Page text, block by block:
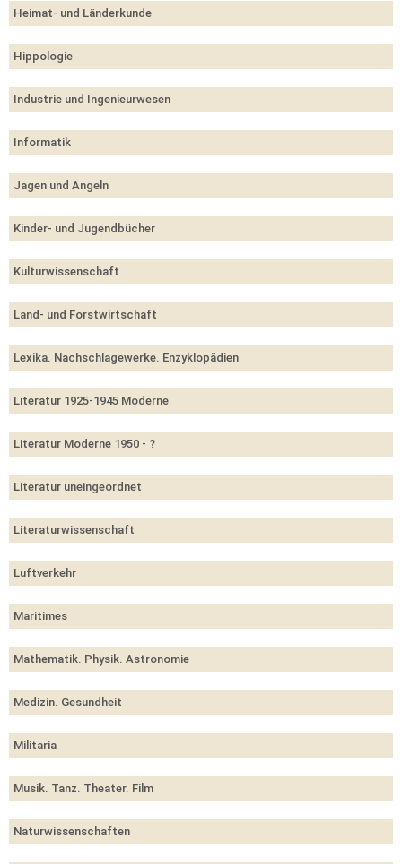
Heimat- und Länderkunde
Hippologie
Industrie und Ingenieurwesen
Informatik
Jagen und Angeln
Kinder- und Jugendbücher
Kulturwissenschaft
Land- und Forstwirtschaft
Lexika. Nachschlagewerke. Enzyklopädien
Literatur 1925-1945 Moderne
Literatur Moderne 1950 - ?
Literatur uneingeordnet
Literaturwissenschaft
Luftverkehr
Maritimes
Mathematik. Physik. Astronomie
Medizin. Gesundheit
Militaria
Musik. Tanz. Theater. Film
Naturwissenschaften